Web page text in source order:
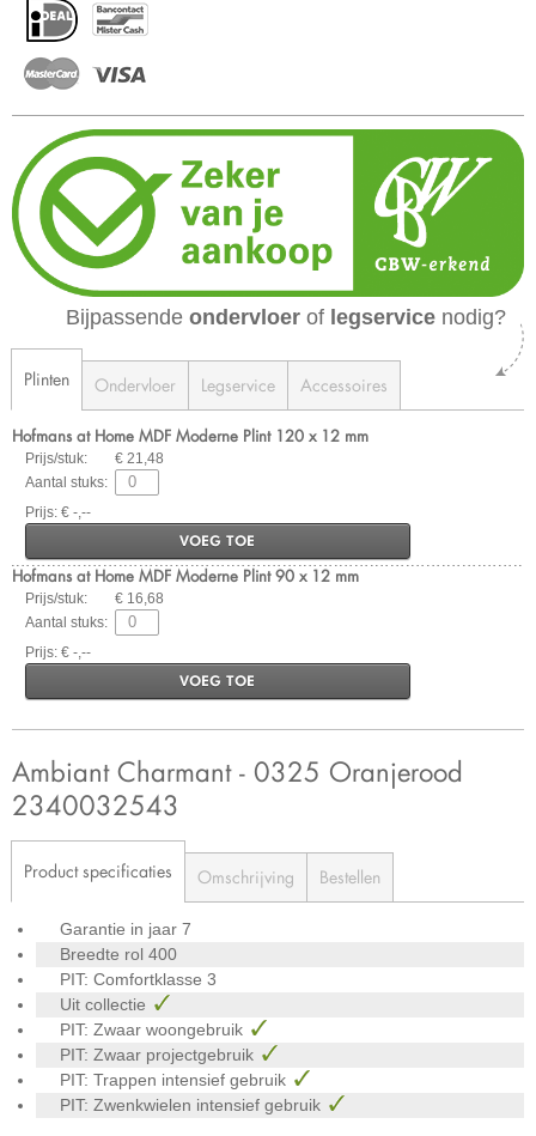
Bijpassende ondervloer of legservice nodig?
Plinten Ondervloer Legservice Accessoires
Hofmans at Home MDF Moderne Plint 120 x 12 mm
Prijs/stuk:
€ 21,48
Aantal stuks:
Prijs: € -,--
VOEG TOE
Hofmans at Home MDF Moderne Plint 90 x 12 mm
Prijs/stuk:
€ 16,68
Aantal stuks:
Prijs: € -,--
VOEG TOE
Ambiant Charmant - 0325 Oranjerood
2340032543
Product specificaties Omschrijving Bestellen
Garantie in jaar 7
Breedte rol 400
PIT: Comfortklasse 3
Uit collectie
PIT: Zwaar woongebruik
PIT: Zwaar projectgebruik
PIT: Trappen intensief gebruik
PIT: Zwenkwielen intensief gebruik